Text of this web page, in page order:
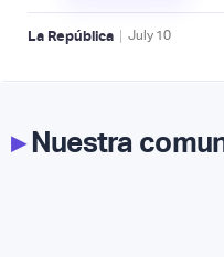
La República | July 10
▸Nuestra